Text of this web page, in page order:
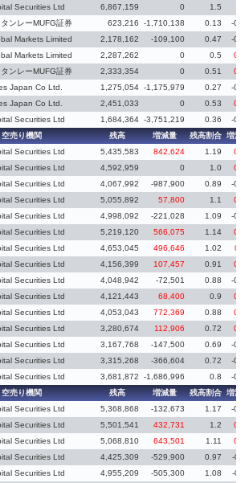
Securities Ltd 6,867,159 0 1.5
ンレーMUFG証券 623,216 -1,710,138 0.13
-
Markets Limited 2,178,162 -109,100 0.47
-
Markets Limited 2,287,262 0 0.5
ンレーMUFG証券 2,333,354 0 0.51
Japan Co Ltd. 1,275,054 -1,175,979 0.27
-
Japan Co Ltd. 2,451,033 0 0.53
Securities Ltd 1,684,364 -3,751,219 0.36
-
空売り機関 残高 増減量 残高割合 増減
Securities Ltd 5,435,583 842,624 1.19
Securities Ltd 4,592,959 0 1.0
Securities Ltd 4,067,992 -987,900 0.89
-
Securities Ltd 5,055,892 57,800 1.1
Securities Ltd 4,998,092 -221,028 1.09
-
Securities Ltd 5,219,120 566,075 1.14
Securities Ltd 4,653,045 496,646 1.02
Securities Ltd 4,156,399 107,457 0.91
Securities Ltd 4,048,942 -72,501 0.88
-
Securities Ltd 4,121,443 68,400 0.9
Securities Ltd 4,053,043 772,369 0.88
Securities Ltd 3,280,674 112,906 0.72
Securities Ltd 3,167,768 -147,500 0.69
-
Securities Ltd 3,315,268 -366,604 0.72
-
Securities Ltd 3,681,872 -1,686,996 0.8
-
空売り機関 残高 増減量 残高割合 増減
Securities Ltd 5,368,868 -132,673 1.17
-
Securities Ltd 5,501,541 432,731 1.2
Securities Ltd 5,068,810 643,501 1.11
Securities Ltd 4,425,309 -529,900 0.97
-
Securities Ltd 4,955,209 -505,300 1.08
-